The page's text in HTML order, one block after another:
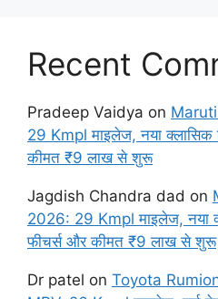
Recent
Pradeep Vaidya on
29 Kmpl माइलेज, नया क्लासिक
कीमत ₹9 लाख से शुरू
Jagdish Chandra dad on
2026: 29 Kmpl माइलेज, नया
फीचर्स और कीमत ₹9 लाख से शुरू
Dr patel on Toyota Rumion